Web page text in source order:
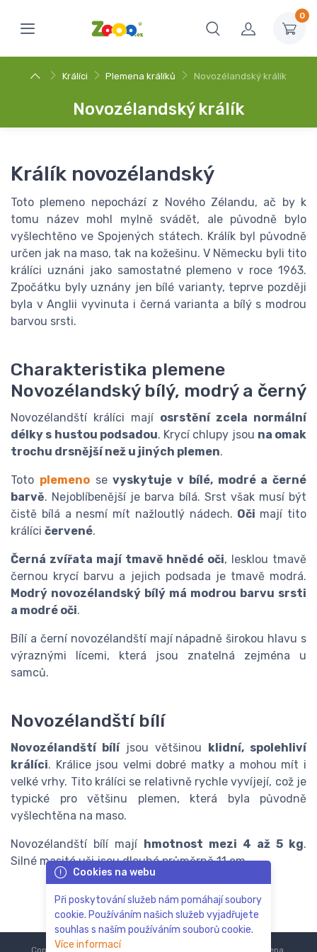
0
Králíci Plemena králíků Novozélandský králík
Novozélandský králík
Králík novozélandský
Toto plemeno nepochází z Nového Zélandu, ač by k
tomu název mohl mylně svádět, ale původně bylo
vyšlechtěno ve Spojených státech. Králík byl původně
určen jak na maso, tak na kožešinu. V Německu byli tito
králíci uznáni jako samostatné plemeno v roce 1963.
Zpočátku byly uznány jen bílé varianty, teprve později
byla v Anglii vyvinuta i černá varianta a bílý s modrou
barvou srsti.
Charakteristika plemene
Novozélandský bílý, modrý a černý
Novozélandští králíci mají osrstění zcela normální
délky s hustou podsadou. Krycí chlupy jsou na omak
trochu drsnější než u jiných plemen.
Toto plemenosevyskytuje v bílé, modré a černé
barvě. Nejoblíbenější je barva bílá. Srst však musí být
čistě bílá a nesmí mít nažloutlý nádech. Oči mají tito
králíci červené.
Černá zvířata mají tmavě hnědé oči, lesklou tmavě
černou krycí barvu a jejich podsada je tmavě modrá.
Modrý novozélandský bílý má modrou barvu srsti
a modré oči.
Bílí a černí novozélandští mají nápadně širokou hlavu s
výraznými lícemi, která jsou znatelná zejména u
samců.
Novozélandští bílí
Novozélandští bílíjsou většinou klidní, spolehliví
králíci. Králice jsou velmi dobré matky a mohou mít i
velké vrhy. Tito králíci se relativně rychle vyvíjejí, což je
typické pro většinu plemen, která byla původně
vyšlechtěna na maso.
Novozélandští bílí mají hmotnost mezi 4 až 5 kg.
Silné masité uši jsou dlouhé průměrně 11 cm.
Cookies na webu
Při poskytování služeb nám pomáhají soubory
cookie. Používáním našich služeb vyjadřujete
souhlas s naším používáním souborů cookie.
Více informací
Copyright © 2018-2024 Všechna práva vyhrazena.